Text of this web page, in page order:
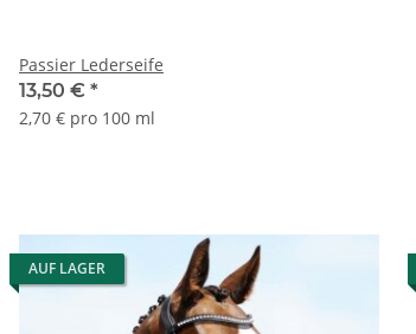
Passier Lederseife
13,50 € *
2,70 € pro 100 ml
AUF LAGER